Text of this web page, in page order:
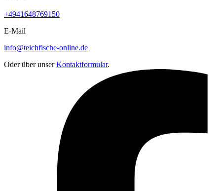
+4941648769150
E-Mail
info@teichfische-online.de
Oder über unserKontaktformular.